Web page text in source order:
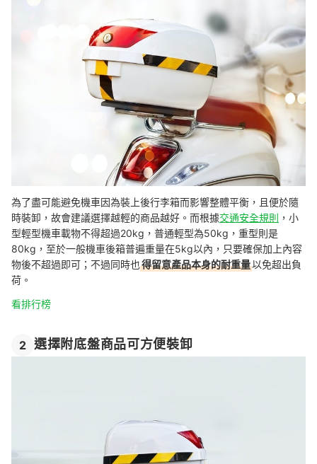
為了盡可能避免機車因為裝上後行李箱而影響整體平衡，且便於隨
時裝卸，故會建議選擇越輕的商品越好。而根據交通安全規則 ，小
型輕型機車載物不得超過20kg，普通輕型為50kg，重型則是
80kg，至於一般機車後箱普遍重量在5kg以內，只要確保加上內容
物後不超過即可；不過同時也得留意產品本身的耐重量以免超出負
荷。
看排行榜
2 選擇附底盤商品可方便裝卸